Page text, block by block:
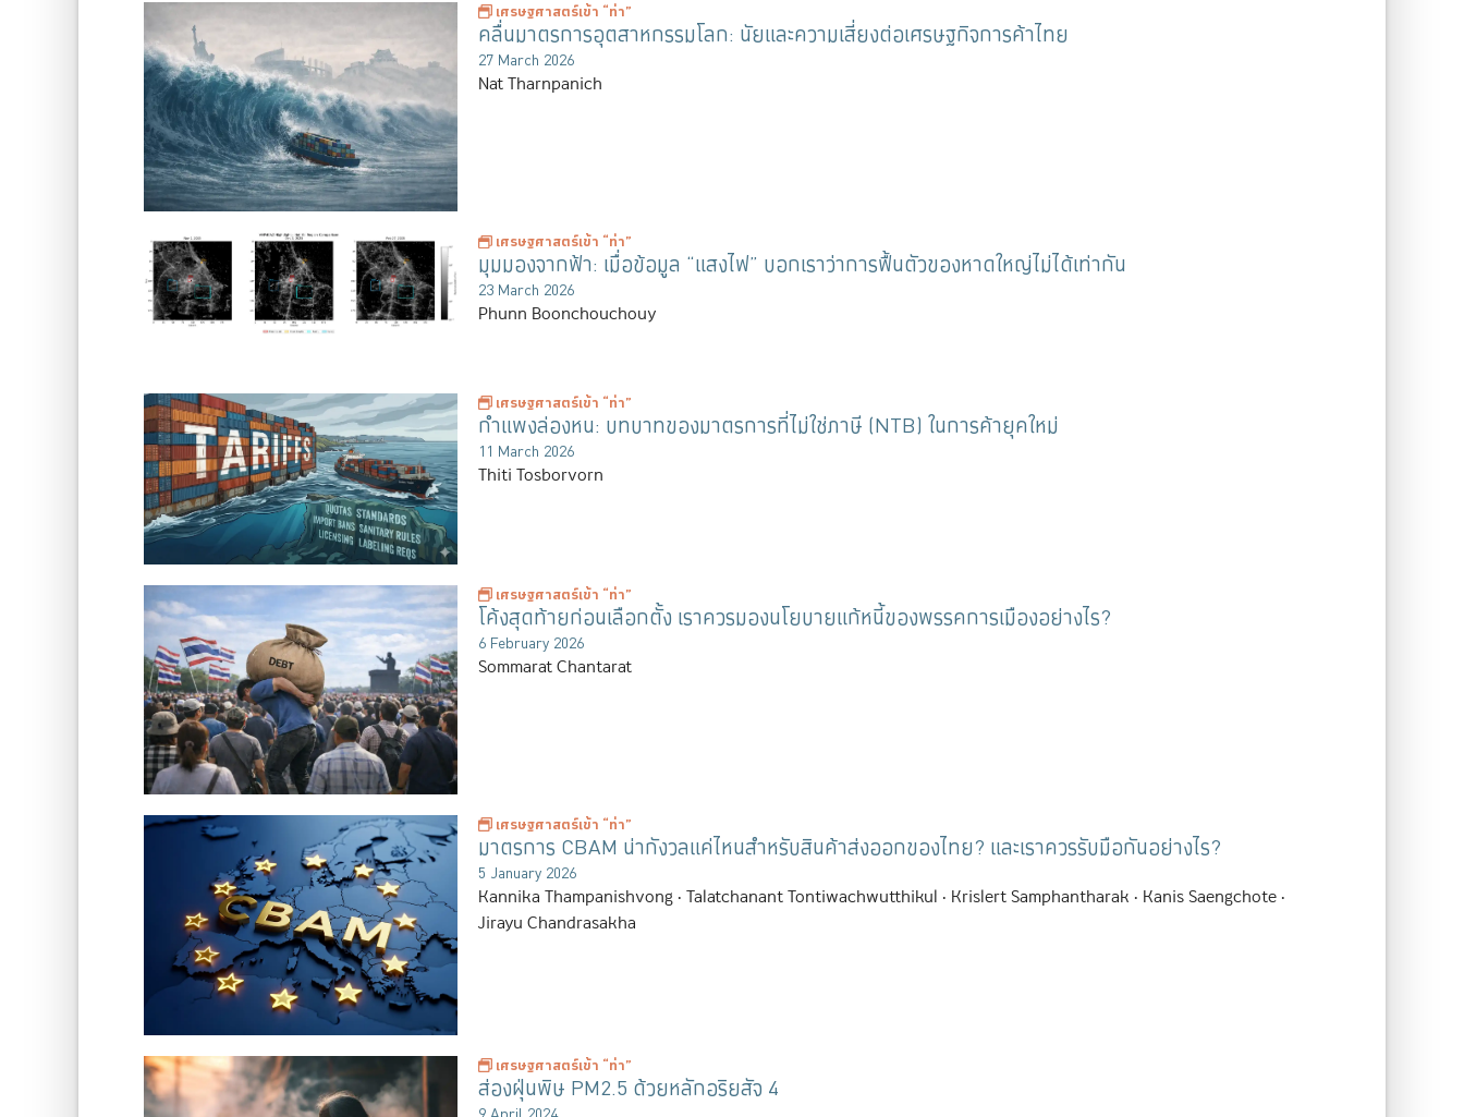
เศรษฐศาสตร์เข้า “ท่า”
คลื่นมาตรการอุตสาหกรรมโลก: นัยและความเสี่ยงต่อเศรษฐกิจการค้าไทย
27 March 2026
Nat Tharnpanich
เศรษฐศาสตร์เข้า “ท่า”
มุมมองจากฟ้า: เมื่อข้อมูล “แสงไฟ” บอกเราว่าการฟื้นตัวของหาดใหญ่ไม่ได้เท่ากัน
23 March 2026
Phunn Boonchouchouy
เศรษฐศาสตร์เข้า “ท่า”
กำแพงล่องหน: บทบาทของมาตรการที่ไม่ใช่ภาษี (NTB) ในการค้ายุคใหม่
11 March 2026
Thiti Tosborvorn
เศรษฐศาสตร์เข้า “ท่า”
โค้งสุดท้ายก่อนเลือกตั้ง เราควรมองนโยบายแก้หนี้ของพรรคการเมืองอย่างไร?
6 February 2026
Sommarat Chantarat
เศรษฐศาสตร์เข้า “ท่า”
มาตรการ CBAM น่ากังวลแค่ไหนสำหรับสินค้าส่งออกของไทย? และเราควรรับมือกันอย่างไร?
5 January 2026
Kannika Thampanishvong Talatchanant Tontiwachwutthikul Krislert Samphantharak Kanis Saengchote
Jirayu Chandrasakha
เศรษฐศาสตร์เข้า “ท่า”
ส่องฝุ่นพิษ PM2.5 ด้วยหลักอริยสัจ 4